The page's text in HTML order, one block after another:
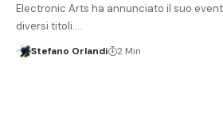
Electronic Arts ha annunciato il suo
diversi titoli.…
Stefano Orlandi 2 Min